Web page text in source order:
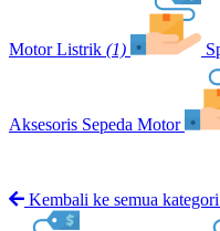
Motor Listrik (1)
Aksesoris Sepeda Motor
Kembali ke semua kategori